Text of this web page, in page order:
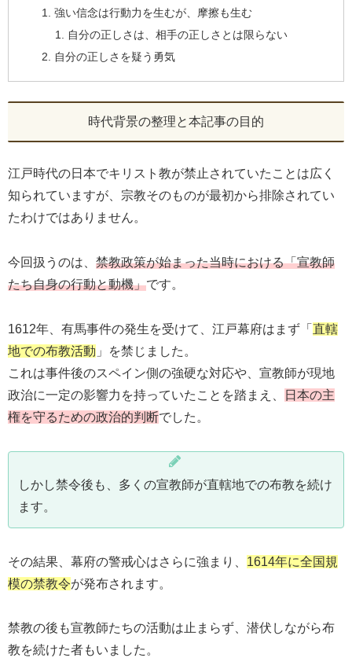
強い信念は行動力を生むが、摩擦も生む
自分の正しさは、相手の正しさとは限らない
自分の正しさを疑う勇気
時代背景の整理と本記事の目的
江戸時代の日本でキリスト教が禁止されていたことは広く
知られていますが、宗教そのものが最初から排除されてい
たわけではありません。
今回扱うのは、 禁教政策が始まった当時における「宣教師
たち自身の行動と動機」です。
1612年、有馬事件の発生を受けて、江戸幕府はまず「 直轄
地での布教活動 」を禁じました。
これは事件後のスペイン側の強硬な対応や、宣教師が現地
政治に一定の影響力を持っていたことを踏まえ、
日本の主
権を守るための政治的判断でした。
しかし禁令後も、多くの宣教師が直轄地での布教を続け
ます。
その結果、幕府の警戒心はさらに強まり、 1614年に全国規
模の禁教令が発布されます。
禁教の後も宣教師たちの活動は止まらず、潜伏しながら布
教を続けた者もいました。